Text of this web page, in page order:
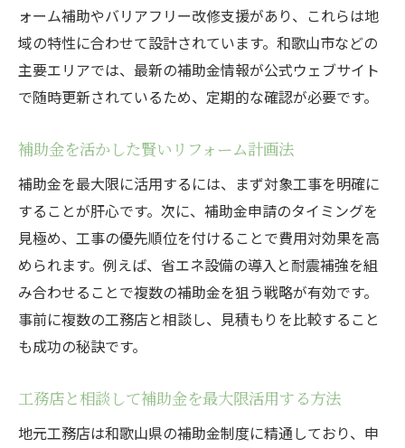
ォーム補助やバリアフリー改修支援があり、これらは地
域の特性に合わせて設計されています。和歌山市などの
主要エリアでは、最新の補助金情報が公式ウェブサイト
で随時更新されているため、定期的な確認が必要です。
補助金を活かした賢いリフォーム計画法
補助金を最大限に活用するには、まず対象工事を明確に
することが肝心です。次に、補助金申請のタイミングを
見極め、工事の優先順位を付けることで費用対効果を高
められます。例えば、省エネ設備の導入と耐震補強を組
み合わせることで複数の補助金を狙う戦略が有効です。
事前に複数の工務店と相談し、見積もりを比較すること
も成功の秘訣です。
工務店と相談して補助金を最大限活用する方法
地元工務店は和歌山県の補助金制度に精通しており、申